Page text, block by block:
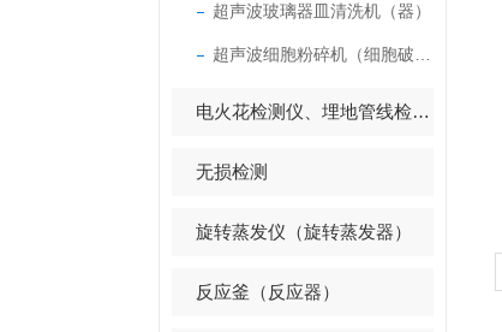
超声波玻璃器皿清洗机（器）
电火花检测仪、埋地管线检测仪
无损检测
旋转蒸发仪（旋转蒸发器）
反应釜（反应器）